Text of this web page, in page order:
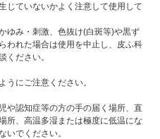
じていないかよく注意して使用して
ゆみ・刺激、色抜け(白斑等)や黒ず
われた場合は使用を中止し、皮ふ科
ください。
うにご注意ください。
や認知症等の方の手の届く場所、直
所、高温多湿または極度に低温にな
いでください。